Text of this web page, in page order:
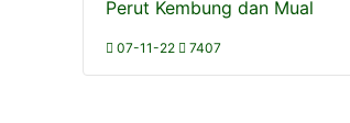
Perut Kembung dan Mual
07-11-22 7407